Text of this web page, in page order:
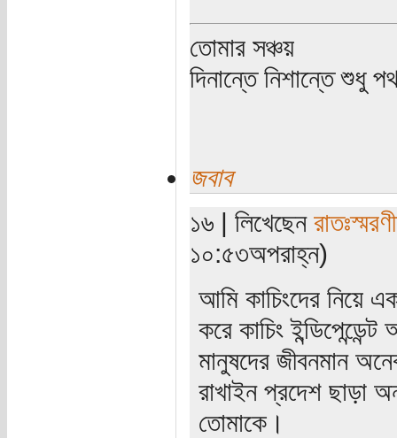
তোমার সঞ্চয়
দিনান্তে নিশান্তে শুধু
জবাব
১৬ | লিখেছেন
১০:৫৩অপরাহ্ন)
আমি কাচিংদের নিয়ে
করে কাচিং
মানুষদের জীবনমান
রাখাইন প্রদেশ ছাড়া
তোমাকে।